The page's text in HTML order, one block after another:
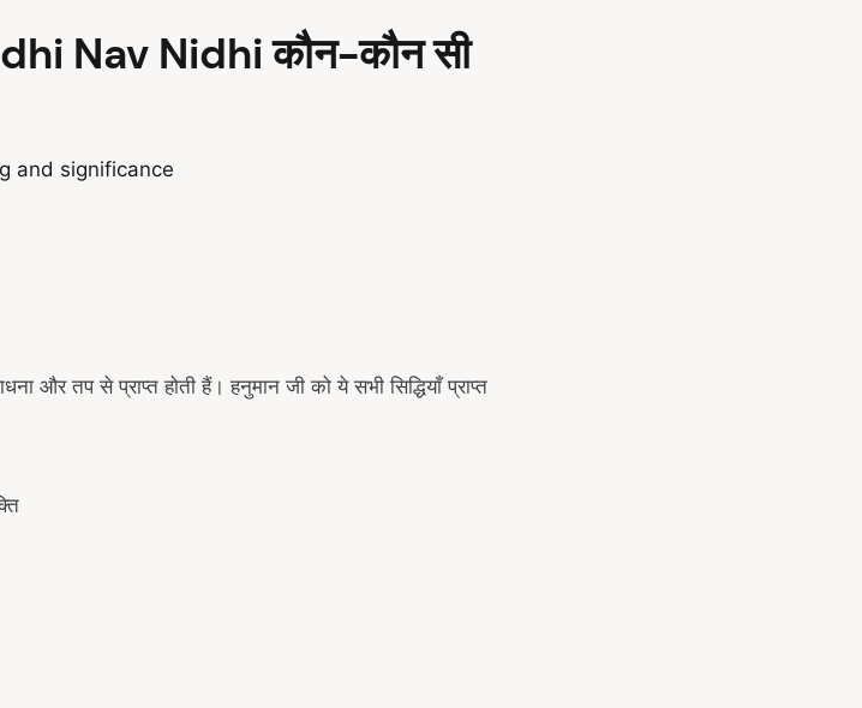
Nav Nidhi कौन-कौन सी
और तप से प्राप्त होती हैं। हनुमान जी को ये सभी सिद्धियाँ प्राप्त